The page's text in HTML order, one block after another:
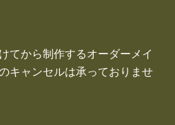
てから制作するオーダーメイ
キャンセルは承っておりませ